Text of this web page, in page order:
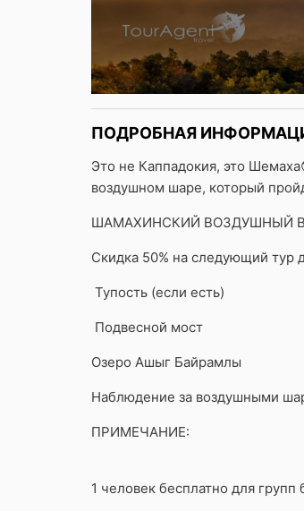
ПОДРОБНАЯ
Это не Каппадокия, это
воздушном шаре, который
ШАМАХИНСКИЙ ВОЗДУШНЫЙ
Скидка 50% на следующий тур
Тупость (если есть)
Подвесной мост
Озеро Ашыг Байрамлы
Наблюдение за воздушными
ПРИМЕЧАНИЕ:
1 человек бесплатно для групп